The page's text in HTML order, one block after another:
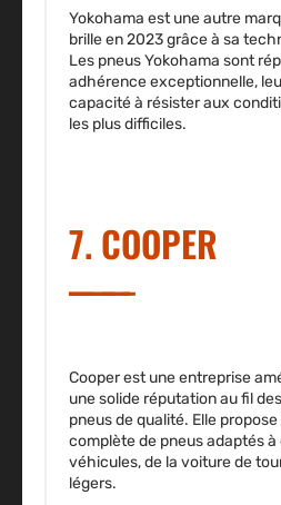
Yokohama est une autre
brille en 2023 grâce à sa
Les pneus Yokohama sont
adhérence exceptionnelle,
capacité à résister aux
les plus difficiles.
7. COOPER
Cooper est une entreprise
une solide réputation au fil
pneus de qualité. Elle
complète de pneus adaptés
véhicules, de la voiture de
légers.